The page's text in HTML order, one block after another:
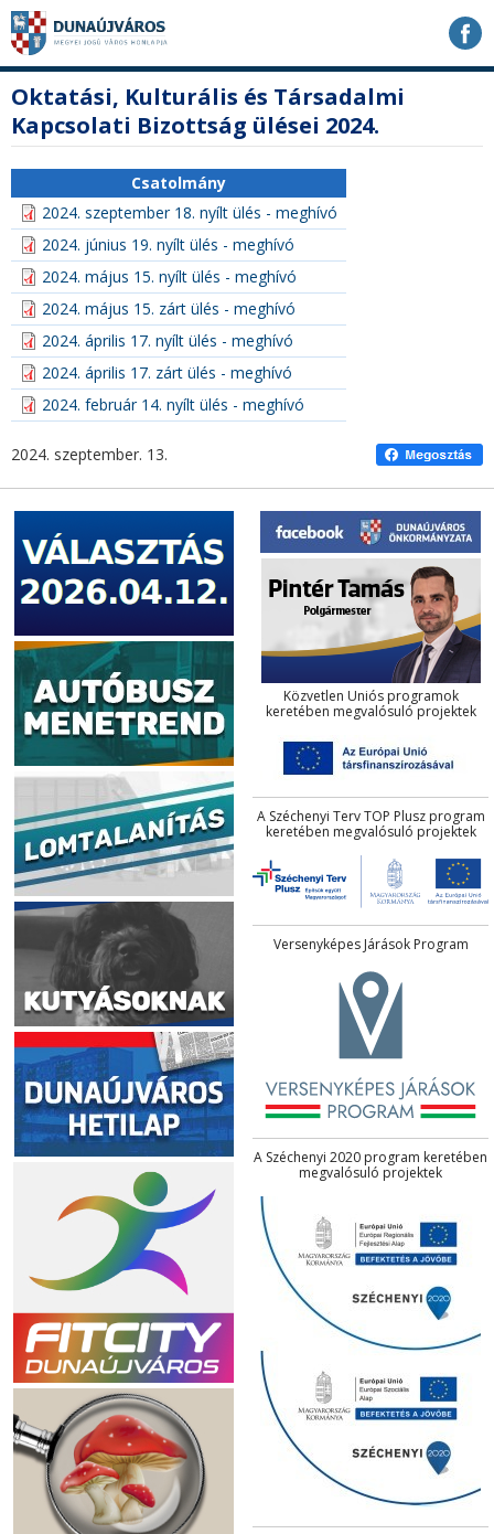
Ugrás
tartalomhoz
Ugrás
navigációhoz
Ugrás
kereséshez
a
honlapon
tartalom
Oktatási, Kulturális és Társadalmi
Kapcsolati Bizottság ülései 2024.
Csatolmány
2024. szeptember 18. nyílt ülés - meghívó
2024. június 19. nyílt ülés - meghívó
2024. május 15. nyílt ülés - meghívó
2024. május 15. zárt ülés - meghívó
2024. április 17. nyílt ülés - meghívó
2024. április 17. zárt ülés - meghívó
2024. február 14. nyílt ülés - meghívó
2024. szeptember. 13.
Közvetlen Uniós programok
keretében megvalósuló projektek
A Széchenyi Terv TOP Plusz program
keretében megvalósuló projektek
Versenyképes Járások Program
A Széchenyi 2020 program keretében
megvalósuló projektek